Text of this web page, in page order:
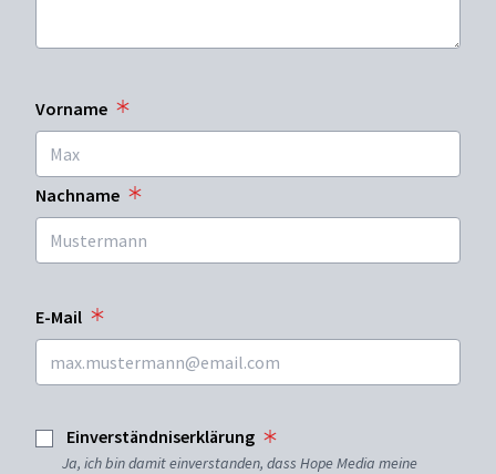
Vorname
Nachname
E-Mail
Einverständniserklärung
Ja, ich bin damit einverstanden, dass Hope Media meine